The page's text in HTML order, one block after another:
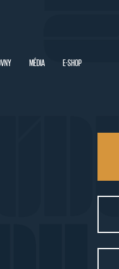
MÉDIA E-SHOP